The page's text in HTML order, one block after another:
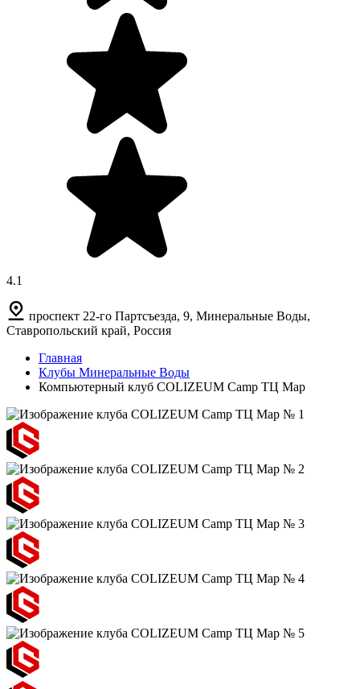
4.1
проспект 22-го Партсъезда, 9, Минеральные Воды,
Ставропольский край, Россия
Главная
Клубы Минеральные Воды
Компьютерный клуб COLIZEUM Camp ТЦ Мар